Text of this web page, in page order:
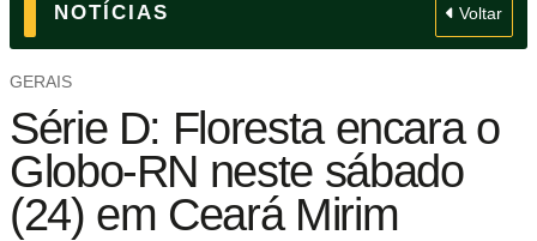
NOTÍCIAS Voltar
GERAIS
Série D: Floresta encara o
Globo-RN neste sábado
(24) em Ceará Mirim